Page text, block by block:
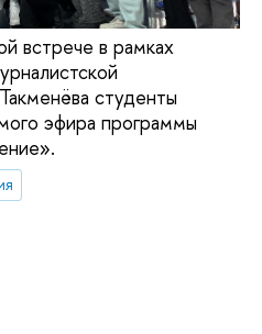
встрече в рамках
студенты
эфира программы